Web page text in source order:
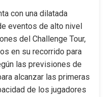
con una dilatada
eventos de alto nivel
del Challenge Tour,
en su recorrido para
las previsiones de
alcanzar las primeras
de los jugadores